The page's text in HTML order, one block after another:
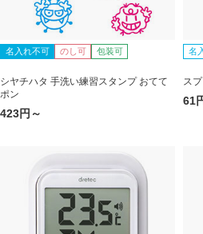
名入れ不可 のし可 包装可
シヤチハタ 手洗い練習スタンプ おてて
ポン
423円～
名
ス
61